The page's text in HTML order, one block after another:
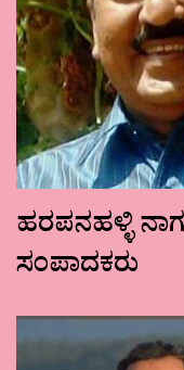
ಹರಪನಹಳ್ಳಿ
ಸಂಪಾದಕರು